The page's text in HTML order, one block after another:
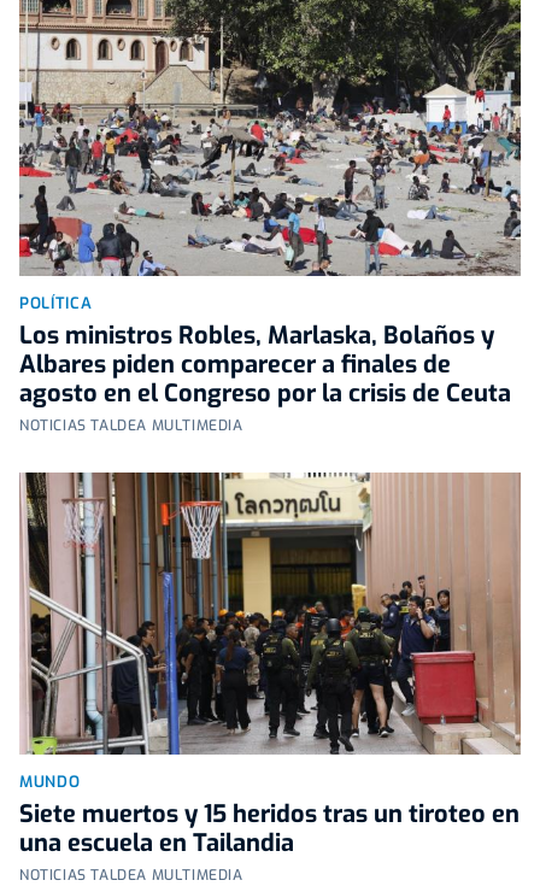
POLÍTICA
Los ministros Robles, Marlaska, Bolaños y
Albares piden comparecer a finales de
agosto en el Congreso por la crisis de Ceuta
NOTICIAS TALDEA MULTIMEDIA
MUNDO
Siete muertos y 15 heridos tras un tiroteo en
una escuela en Tailandia
NOTICIAS TALDEA MULTIMEDIA